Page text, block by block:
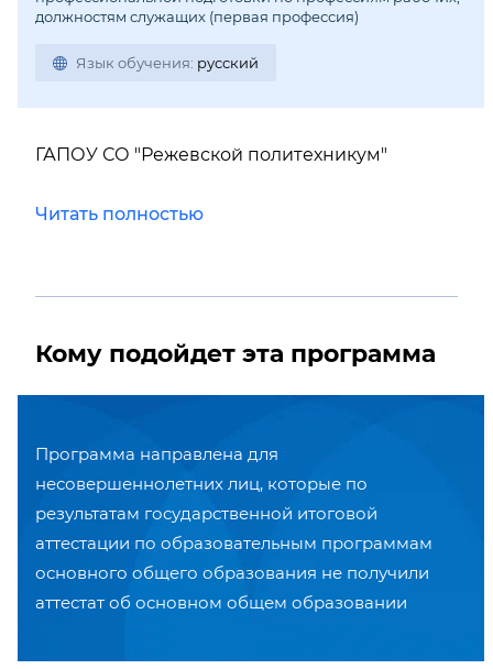
должностям служащих (первая профессия)
Язык обучения: русский
ГАПОУ СО "Режевской политехникум"
Читать полностью
Кому подойдет эта программа
Программа направлена для
несовершеннолетних лиц, которые по
результатам государственной итоговой
аттестации по образовательным программам
основного общего образования не получили
аттестат об основном общем образовании